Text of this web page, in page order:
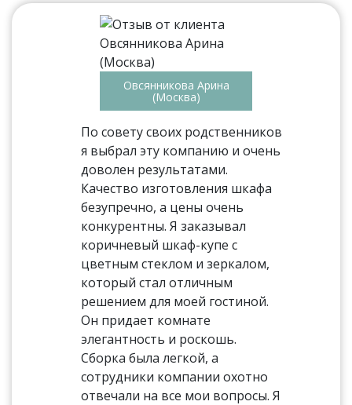
Овсянникова Арина
(Москва)
По совету своих родственников
я выбрал эту компанию и очень
доволен результатами.
Качество изготовления шкафа
безупречно, а цены очень
конкурентны. Я заказывал
коричневый шкаф-купе с
цветным стеклом и зеркалом,
который стал отличным
решением для моей гостиной.
Он придает комнате
элегантность и роскошь.
Сборка была легкой, а
сотрудники компании охотно
отвечали на все мои вопросы. Я